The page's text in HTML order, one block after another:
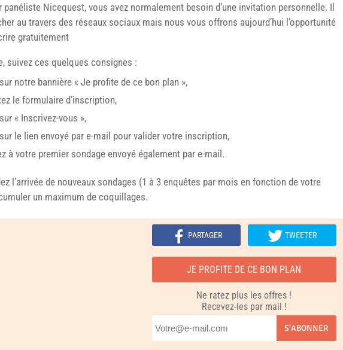
panéliste Nicequest, vous avez normalement besoin d’une invitation personnelle. Il
au travers des réseaux sociaux mais nous vous offrons aujourd’hui l’opportunité
gratuitement
suivez ces quelques consignes :
notre bannière « Je profite de ce bon plan »,
le formulaire d’inscription,
« Inscrivez-vous »,
le lien envoyé par e-mail pour valider votre inscription,
à votre premier sondage envoyé également par e-mail.
l’arrivée de nouveaux sondages (1 à 3 enquêtes par mois en fonction de votre
un maximum de coquillages.
PARTAGER TWEETER
JE PROFITE DE CE BON PLAN
Ne ratez plus les offres !
Recevez-les par mail !
S'ABONNER